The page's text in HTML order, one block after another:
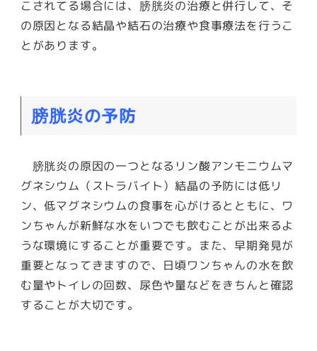
こされてる場合には、膀胱炎の治療と併行して、そ
の原因となる結晶や結石の治療や食事療法を行うこ
とがあります。
膀胱炎の予防
膀胱炎の原因の一つとなるリン酸アンモニウムマ
グネシウム（ストラバイト）結晶の予防には低リ
ン、低マグネシウムの食事を心がけるとともに、ワ
ンちゃんが新鮮な水をいつでも飲むことが出来るよ
うな環境にすることが重要です。また、早期発見が
重要となってきますので、日頃ワンちゃんの水を飲
む量やトイレの回数、尿色や量などをきちんと確認
することが大切です。